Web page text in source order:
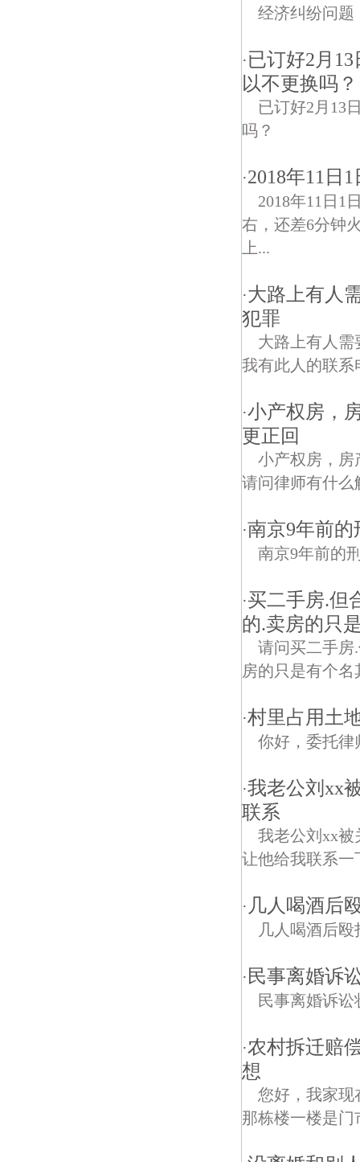
经济纠纷问题
·已订好2月
以不更换吗？
已订好2月13
吗？
·2018年11日
2018年11日1
右，还差6分钟
上...
·大路上有人
犯罪
大路上有人
我有此人的联系
·小产权房，
更正回
小产权房，房
请问律师有什么
·南京9年前
南京9年前的
·买二手房.但
的.卖房的只
请问买二手房
房的只是有个
·村里占用土
你好，委托律
·我老公刘xx
联系
我老公刘xx被
让他给我联系一
· 几人喝酒后
几人喝酒后
· 民事离婚诉
民事离婚诉
·农村拆迁赔
想
您好，我家现
那栋楼一楼是